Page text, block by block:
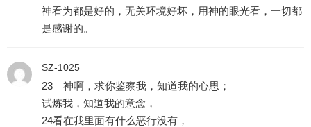
神看为都是好的，无关环境好坏，用神的眼光看，一切都
是感谢的。
SZ-1025
23 神啊，求你鉴察我，知道我的心思；
试炼我，知道我的意念，
24看在我里面有什么恶行没有，